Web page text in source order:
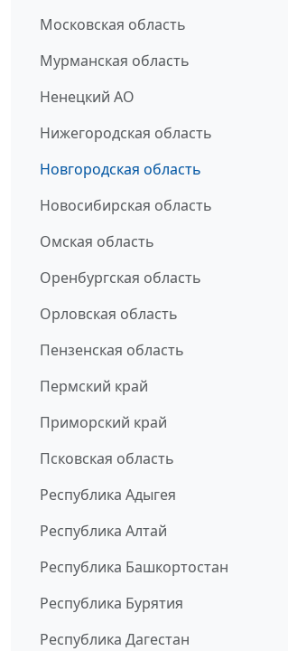
Московская область
Мурманская область
Ненецкий АО
Нижегородская область
Новгородская область
Новосибирская область
Омская область
Оренбургская область
Орловская область
Пензенская область
Пермский край
Приморский край
Псковская область
Республика Адыгея
Республика Алтай
Республика Башкортостан
Республика Бурятия
Республика Дагестан